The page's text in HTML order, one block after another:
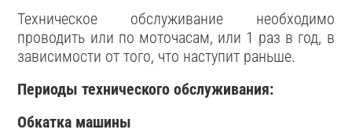
Техническое обслуживание необходимо
проводить или по моточасам, или 1 раз в год, в
зависимости от того, что наступит раньше.
Периоды технического обслуживания:
Обкатка машины